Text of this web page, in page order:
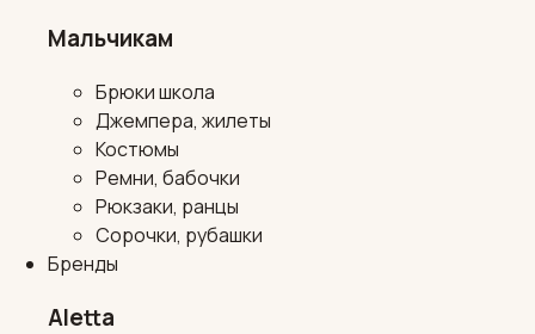
Мальчикам
Брюки школа
Джемпера, жилеты
Костюмы
Ремни, бабочки
Рюкзаки, ранцы
Сорочки, рубашки
Бренды
Aletta